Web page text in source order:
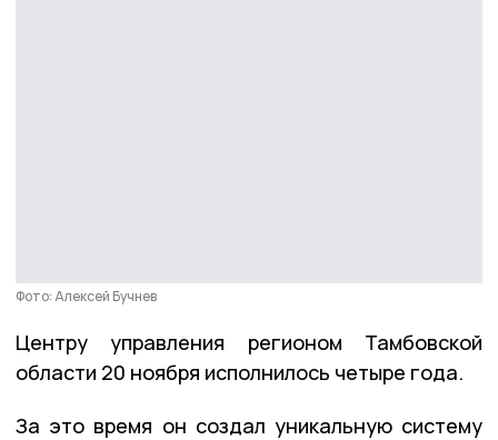
Фото: Алексей Бучнев
Центру управления регионом Тамбовской
области 20 ноября исполнилось четыре года.
За это время он создал уникальную систему